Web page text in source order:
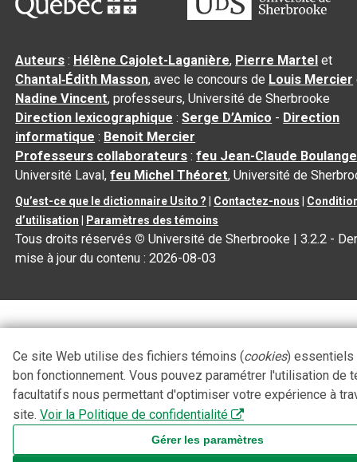
Auteurs : Hélène Cajolet-Laganière, Pierre Martel et
Chantal‑Édith Masson, avec le concours de Louis Mercier
Nadine Vincent, professeurs, Université de Sherbrooke
Direction lexicographique :Serge D’Amico - Direction
informatique : Benoit Mercier
Professeurs collaborateurs :feu Jean-Claude
Université Laval,feu Michel Théoret, Université de
Qu’est-ce que le dictionnaire Usito ? Contactez-nous
d’utilisation
Paramètres des témoins
Tous droits réservés © Université de Sherbrooke |3.2.2 -
mise à jour du contenu :2026-08-03
Ce site Web utilise des fichiers témoins (cookies) essentiels
bon fonctionnement. Vous pouvez paramétrer l'utilisation de
facultatifs nous permettant d'optimiser votre expérience à
site. Voir la Politique de confidentialité
Gérer les paramètres